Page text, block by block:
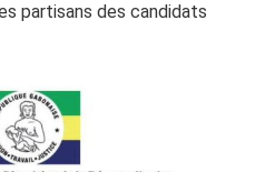
partisans des candidats